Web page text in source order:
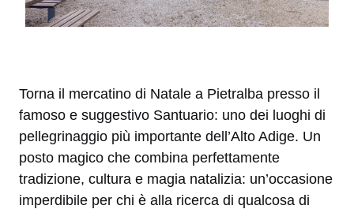
Torna il mercatino di Natale a Pietralba presso il
famoso e suggestivo Santuario: uno dei luoghi di
pellegrinaggio più importante dell’Alto Adige. Un
posto magico che combina perfettamente
tradizione, cultura e magia natalizia: un’occasione
imperdibile per chi è alla ricerca di qualcosa di